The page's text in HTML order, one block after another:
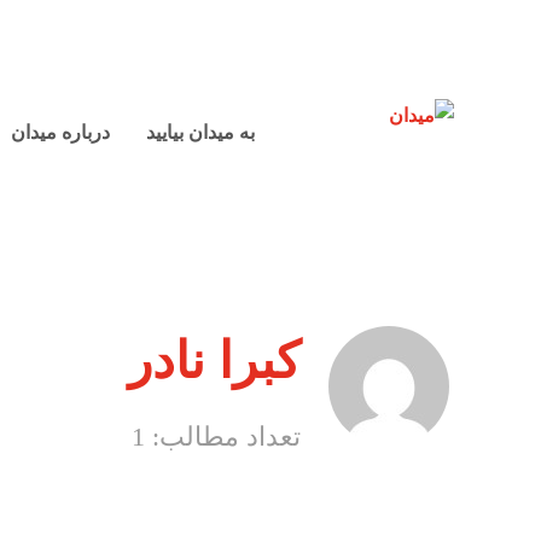
به میدان بیایید درباره میدان
کبرا نادر
تعداد مطالب: 1